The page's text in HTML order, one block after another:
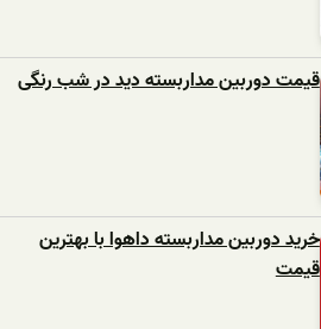
قیمت دوربین مداربسته دید در شب رنگی
خرید دوربین مداربسته داهوا با بهترین
قیمت